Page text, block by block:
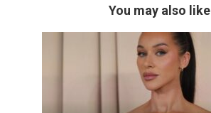
You may also like